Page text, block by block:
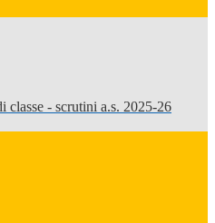
classe - scrutini a.s. 2025-26